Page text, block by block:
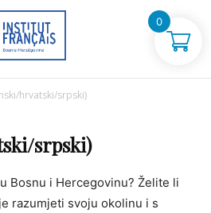
hrvatski/srpski)
srpski)
Bosnu i Hercegovinu? Želite li
razumjeti svoju okolinu i s
0